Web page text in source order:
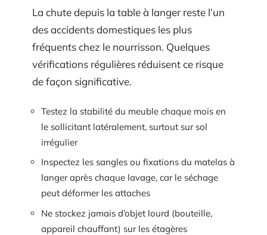
La chute depuis la table à langer reste l’un
des accidents domestiques les plus
fréquents chez le nourrisson. Quelques
vérifications régulières réduisent ce risque
de façon significative.
Testez la stabilité du meuble chaque mois en
le sollicitant latéralement, surtout sur sol
irrégulier
Inspectez les sangles ou fixations du matelas à
langer après chaque lavage, car le séchage
peut déformer les attaches
Ne stockez jamais d’objet lourd (bouteille,
appareil chauffant) sur les étagères